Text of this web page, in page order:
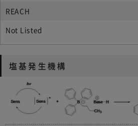
REACH
Not Listed
塩基発生機構